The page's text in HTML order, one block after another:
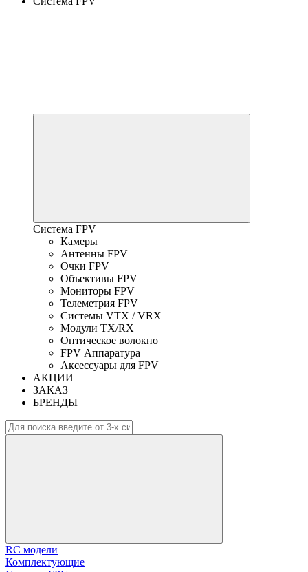
Система FPV
Камеры
Антенны FPV
Очки FPV
Объективы FPV
Мониторы FPV
Телеметрия FPV
Системы VTX / VRX
Модули TX/RX
Оптическое волокно
FPV Аппаратура
Аксессуары для FPV
АКЦИИ
ЗАКАЗ
БРЕНДЫ
RC модели
Комплектующие